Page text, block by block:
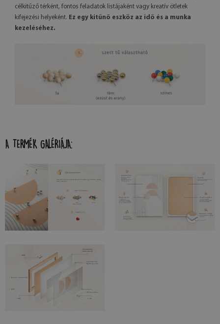
célkitűző térként, fontos feladatok listájaként vagy kreatív ötletek
kifejezési helyeként. Ez egy kitűnő eszköz az idő és a munka
kezeléséhez.
A TERMÉK GALÉRIÁJA: